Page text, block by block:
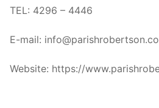
TEL: 4296 – 4446
E-mail:
Website: https://